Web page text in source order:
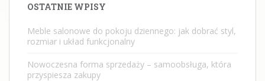
OSTATNIE WPISY
Meble salonowe do pokoju dziennego: jak dobrać styl,
rozmiar i układ funkcjonalny
Nowoczesna forma sprzedaży – samoobsługa, która
przyspiesza zakupy